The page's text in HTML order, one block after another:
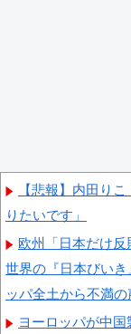
【悲報】内田り
りたいです」
欧州「日本だけ反
世界の『日本びいき
ッパ全土から不満の
ヨーロッパが中国